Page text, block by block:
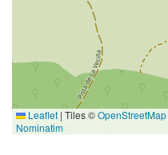
Leaflet | Tiles ©OpenStreetMap
Nominatim